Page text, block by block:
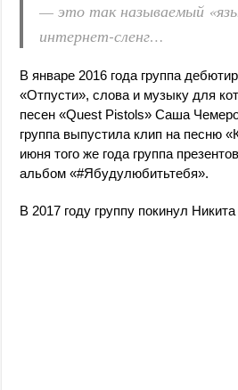
— это так называемый
интернет-сленг…
В январе 2016 года группа
«Отпусти», слова и музыку для
песен «Quest Pistols» Саша
группа выпустила клип на песню
июня того же года группа
альбом «#Ябудулюбитьтебя».
В 2017 году группу покинул